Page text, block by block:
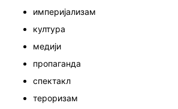
империјализам
култура
медији
пропаганда
спектакл
тероризам